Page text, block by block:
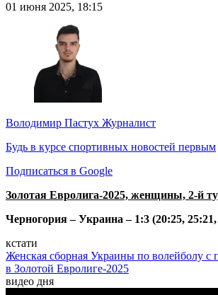
01 июня 2025, 18:15
Володимир Пастух Журналист
Будь в курсе спортивных новостей первым
Подписаться в Google
Золотая Евролига-2025, женщины, 2-й
Черногория – Украина – 1:3 (20:25,
кстати
Женская сборная Украины по волейболу с
в Золотой Евролиге-2025
видео дня